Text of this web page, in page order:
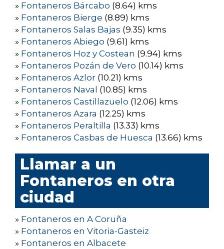
» Fontaneros Bárcabo (8.64) kms
» Fontaneros Bierge (8.89) kms
» Fontaneros Salas Bajas (9.35) kms
» Fontaneros Abiego (9.61) kms
» Fontaneros Hoz y Costean (9.94) kms
» Fontaneros Pozán de Vero (10.14) kms
» Fontaneros Azlor (10.21) kms
» Fontaneros Naval (10.85) kms
» Fontaneros Castillazuelo (12.06) kms
» Fontaneros Azara (12.25) kms
» Fontaneros Peraltilla (13.33) kms
» Fontaneros Casbas de Huesca (13.66) kms
Llamar a un
Fontaneros en otra
ciudad
» Fontaneros en A Coruña
» Fontaneros en Vitoria-Gasteiz
» Fontaneros en Albacete